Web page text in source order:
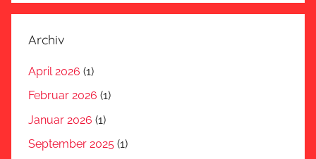
Archiv
April 2026 (1)
Februar 2026 (1)
Januar 2026 (1)
September 2025 (1)